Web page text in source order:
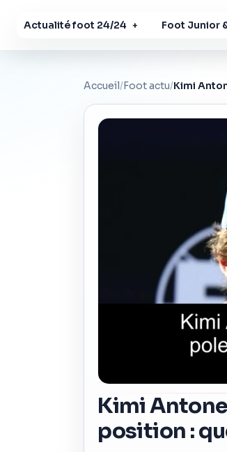
Actualité foot 24/24 + Foot Junior
Accueil/Foot actu/Kimi
Kimi
position :